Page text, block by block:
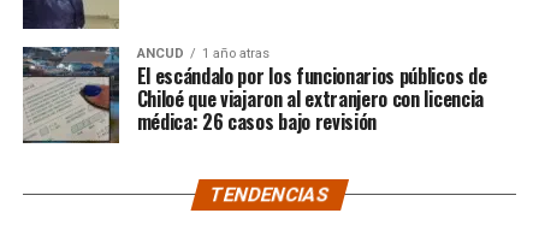
Por el momento, las personas aludidas no han emitido
declaraciones públicas. La historia, según Centella,
recién comienza y, el mencionado posteo, ha generado
comentarios de todo tipo, en su gran mayoría, a favor
del humorista de Punta Arenas.
ANCUD 1 año atras
El escándalo por los funcionarios públicos de
Chiloé que viajaron al extranjero con licencia
médica: 26 casos bajo revisión
TENDENCIAS